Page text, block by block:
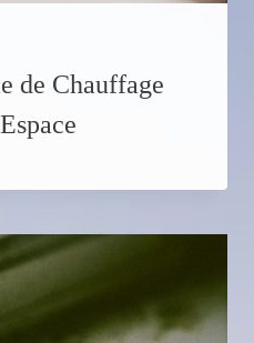
de Chauffage